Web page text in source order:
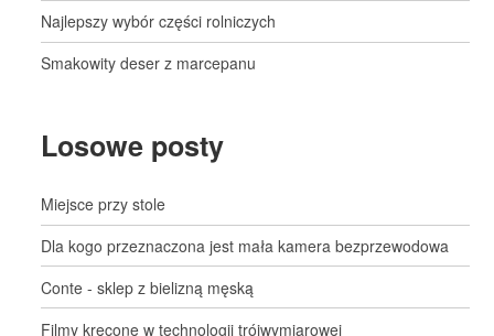
Najlepszy wybór części rolniczych
Smakowity deser z marcepanu
Losowe posty
Miejsce przy stole
Dla kogo przeznaczona jest mała kamera bezprzewodowa
Conte - sklep z bielizną męską
Filmy kręcone w technologii trójwymiarowej